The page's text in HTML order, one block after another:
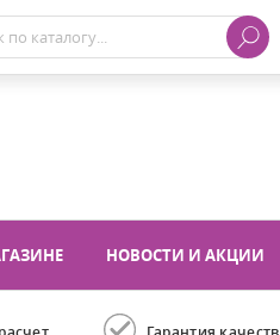
НОВОСТИ И АКЦИИ
Гарантия